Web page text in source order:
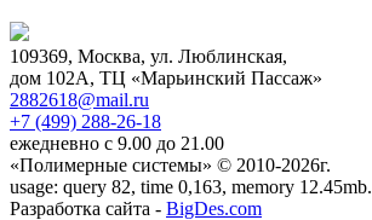
109369, Москва, ул. Люблинская,
дом 102А, ТЦ «Марьинский Пассаж»
2882618@mail.ru
+7 (499) 288-26-18
ежедневно с 9.00 до 21.00
«Полимерные системы» © 2010-2026г.
usage: query 82, time 0,163, memory 12.45mb.
Разработка сайта - BigDes.com